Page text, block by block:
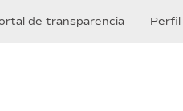
de transparencia